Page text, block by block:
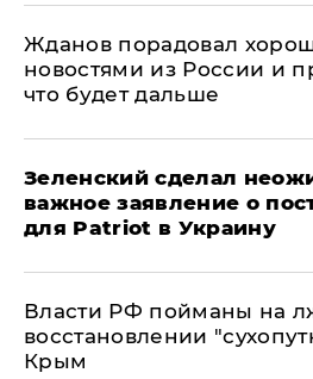
Жданов порадовал
новостями из России и
что будет дальше
Зеленский сделал
важное заявление о
для Patriot в Украину
Власти РФ пойманы на
восстановлении
Крым